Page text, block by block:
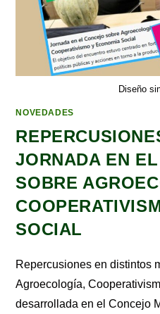
Diseño
NOVEDADES
JORNADA EN
SOBRE
SOCIAL
Repercusiones en distintos
Agroecología,
desarrollada en el Concejo